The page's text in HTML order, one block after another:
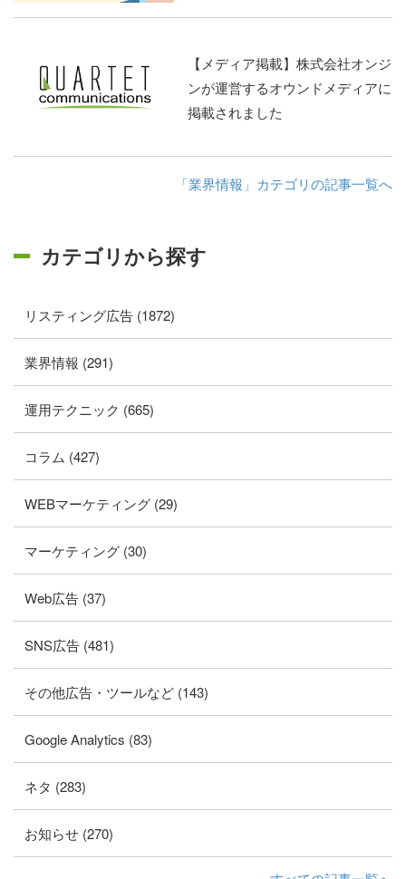
【メディア掲載】株式会社オンジ
ンが運営するオウンドメディアに
掲載されました
「業界情報」カテゴリの記事一覧へ
カテゴリから探す
リスティング広告 (1872)
業界情報 (291)
運用テクニック (665)
コラム (427)
WEBマーケティング (29)
マーケティング (30)
Web広告 (37)
SNS広告 (481)
その他広告・ツールなど (143)
Google Analytics (83)
ネタ (283)
お知らせ (270)